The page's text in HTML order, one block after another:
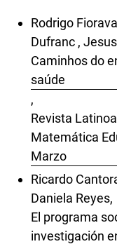
Rodrigo
Dufranc ,
Caminhos do
saúde
,
Revista
Matemática
Marzo
Ricardo
Daniela Reyes,
El programa
investigación